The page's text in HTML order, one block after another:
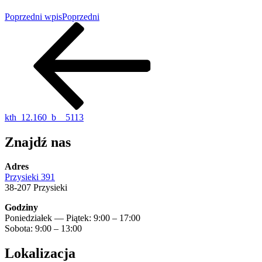
Poprzedni wpisPoprzedni
kth_12.160_b__5113
Znajdź nas
Adres
Przysieki 391
38-207 Przysieki
Godziny
Poniedziałek — Piątek: 9:00 – 17:00
Sobota: 9:00 – 13:00
Lokalizacja